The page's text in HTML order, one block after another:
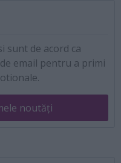
sunt de acord ca
email pentru a primi
noutăți